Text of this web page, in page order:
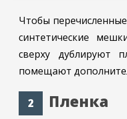
Чтобы
синтетические
сверху дублируют
помещают
Пленка